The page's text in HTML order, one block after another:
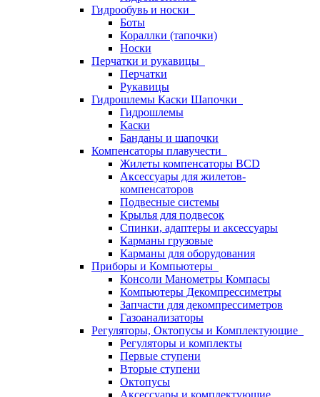
Гидрообувь и носки
Боты
Кораллки (тапочки)
Носки
Перчатки и рукавицы
Перчатки
Рукавицы
Гидрошлемы Каски Шапочки
Гидрошлемы
Каски
Банданы и шапочки
Компенсаторы плавучести
Жилеты компенсаторы BCD
Аксессуары для жилетов-
компенсаторов
Подвесные системы
Крылья для подвесок
Спинки, адаптеры и аксессуары
Карманы грузовые
Карманы для оборудования
Приборы и Компьютеры
Консоли Манометры Компасы
Компьютеры Декомпрессиметры
Запчасти для декомпрессиметров
Газоанализаторы
Регуляторы, Октопусы и Комплектующие
Регуляторы и комплекты
Первые ступени
Вторые ступени
Октопусы
Аксессуары и комплектующие